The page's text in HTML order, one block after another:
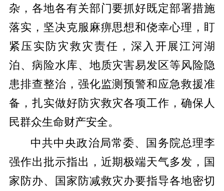
杂，各地各有关部门要抓好既定部署措施
落实，坚决克服麻痹思想和侥幸心理，盯
紧压实防灾救灾责任，深入开展江河湖
泊、病险水库、地质灾害易发区等风险隐
患排查整治，强化监测预警和应急救援准
备，扎实做好防灾救灾各项工作，确保人
民群众生命财产安全。
中共中央政治局常委、国务院总理李
强作出批示指出，近期极端天气多发，国
家防办、国家防减救灾办要指导各地密切